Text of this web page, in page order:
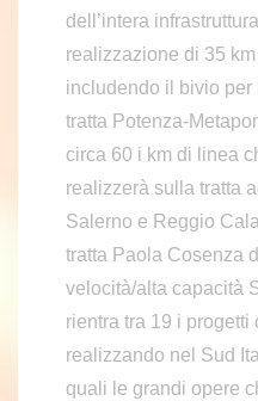
dell’intera
realizzazione di 35
includendo il bivio per
tratta Potenza-
circa 60 i km di linea
realizzerà sulla tratta
Salerno e Reggio
tratta Paola Cosenza
velocità/alta capacità
rientra tra 19 i progetti
realizzando nel Sud
quali le grandi opere